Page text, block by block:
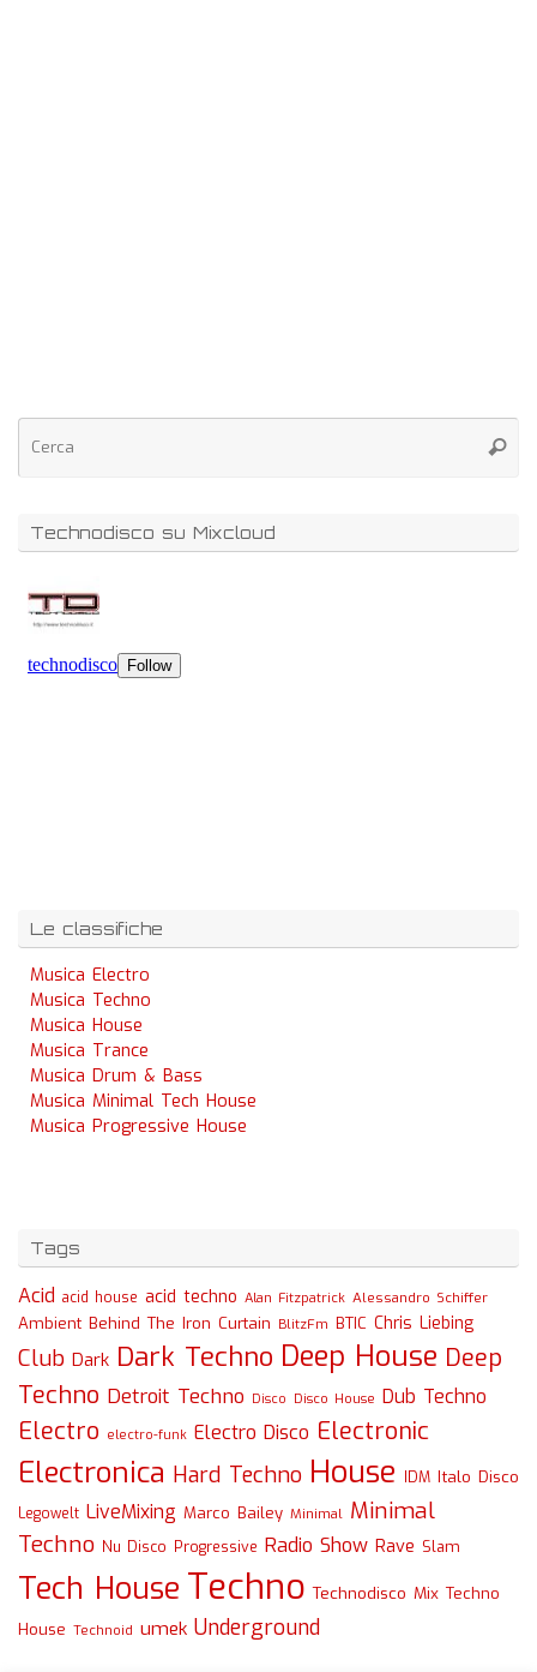
Technodisco su Mixcloud
Le classifiche
Musica Electro
Musica Techno
Musica House
Musica Trance
Musica Drum & Bass
Musica Minimal Tech House
Musica Progressive House
Tags
Acid acid house acid techno Alan Fitzpatrick Alessandro Schiffer
Ambient Behind The Iron Curtain BlitzFm BTIC Chris Liebing
Club Dark Dark Techno Deep House Deep
Techno Detroit Techno Disco Disco House Dub Techno
Electro electro-funk Electro Disco Electronic
Electronica Hard Techno House IDM Italo Disco
Legowelt LiveMixing Marco Bailey Minimal Minimal
Techno Nu Disco Progressive Radio Show Rave Slam
Tech House Techno Technodisco Mix Techno
House Technoid umek Underground